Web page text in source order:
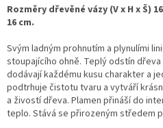
Rozměry dřevěné vázy (V x H x Š)
16 cm.
Svým ladným prohnutím a plynulími
stoupajícího ohně. Teplý odstín
dodávají každému kusu charakter a
podtrhuje čistotu tvaru a vytváří
a živostí dřeva. Plamen přináší do
teplo. Stává se přirozeným středem